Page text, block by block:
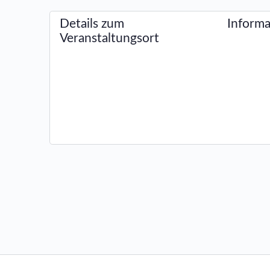
Details zum
Veranstaltungsort